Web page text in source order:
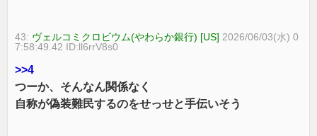
43: ヴェルコミクロビウム(やわらか銀行) [US] 2026/06/03(水) 0
7:58:49.42 ID:ll6rrV8s0
>>4
つーか、そんなん関係なく
自称が偽装難民するのをせっせと手伝いそう